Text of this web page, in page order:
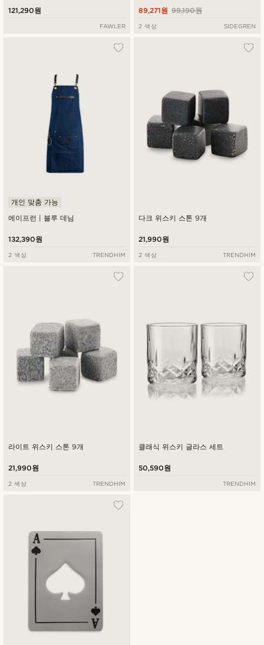
121,290원
FAWLER
99,190원
89,271원
2 색상 SIDEGREN
에이프런 | 블루 데님
개인 맞춤 가능
132,390원
2 색상 TRENDHIM
다크 위스키 스톤 9개
21,990원
2 색상 TRENDHIM
라이트 위스키 스톤 9개
21,990원
2 색상 TRENDHIM
클래식 위스키 글라스 세트
50,590원
TRENDHIM